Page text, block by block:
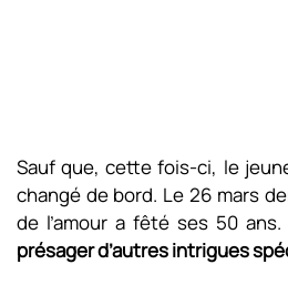
Sauf que, cette fois-ci, le
changé de bord. Le 26 mars
de l’amour a fêté ses 50 ans.
présager d’autres intrigues